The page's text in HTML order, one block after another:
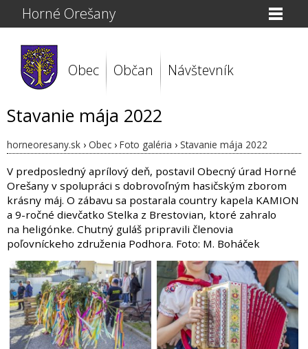
Horné Orešany
Obec Občan Návštevník
Stavanie mája 2022
horneoresany.sk › Obec › Foto galéria › Stavanie mája 2022
V predposledný aprílový deň, postavil Obecný úrad Horné
Orešany v spolupráci s dobrovoľným hasičským zborom
krásny máj. O zábavu sa postarala country kapela KAMION
a 9-ročné dievčatko Stelka z Brestovian, ktoré zahralo
na heligónke. Chutný guláš pripravili členovia
poľovníckeho združenia Podhora. Foto: M. Boháček